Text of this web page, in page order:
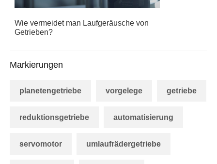
Wie vermeidet man Laufgeräusche von
Getrieben?
Markierungen
planetengetriebe vorgelege getriebe
reduktionsgetriebe automatisierung
servomotor umlaufrädergetriebe